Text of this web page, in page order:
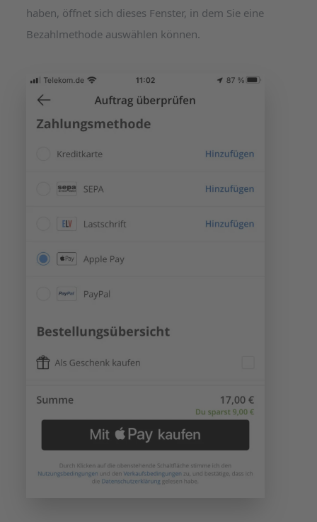
haben, öffnet sich dieses Fenster, in dem Sie eine
Bezahlmethode auswählen können.